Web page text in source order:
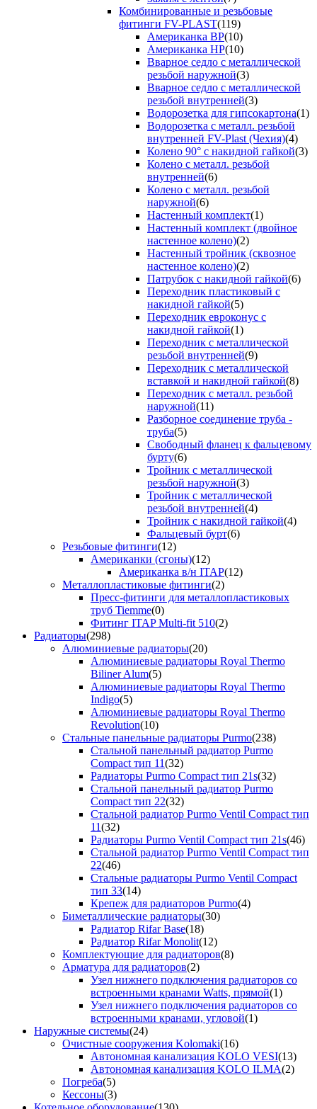
Комбинированные и резьбовые
фитинги FV-PLAST(119)
Американка ВР(10)
Американка НР(10)
Вварное седло с металлической
резьбой наружной(3)
Вварное седло с металлической
резьбой внутренней(3)
Водорозетка для гипсокартона(1)
Водорозетка с металл. резьбой
внутренней FV-Plast (Чехия)(4)
Колено 90° с накидной гайкой(3)
Колено с металл. резьбой
внутренней(6)
Колено с металл. резьбой
наружной(6)
Настенный комплект(1)
Настенный комплект (двойное
настенное колено)(2)
Настенный тройник (сквозное
настенное колено)(2)
Патрубок с накидной гайкой(6)
Переходник пластиковый с
накидной гайкой(5)
Переходник евроконус с
накидной гайкой(1)
Переходник с металлической
резьбой внутренней(9)
Переходник с металлической
вставкой и накидной гайкой(8)
Переходник с металл. резьбой
наружной(11)
Разборное соединение труба -
труба(5)
Свободный фланец к фальцевому
бурту(6)
Тройник с металлической
резьбой наружной(3)
Тройник с металлической
резьбой внутренней(4)
Тройник с накидной гайкой(4)
Фальцевый бурт(6)
Резьбовые фитинги(12)
Американки (сгоны)(12)
Американка в/н ITAP(12)
Металлопластиковые фитинги(2)
Пресс-фитинги для металлопластиковых
труб Tiemme(0)
Фитинг ITAP Multi-fit 510(2)
Радиаторы(298)
Алюминиевые радиаторы(20)
Алюминиевые радиаторы Royal Thermo
Biliner Alum(5)
Алюминиевые радиаторы Royal Thermo
Indigo(5)
Алюминиевые радиаторы Royal Thermo
Revolution(10)
Стальные панельные радиаторы Purmo(238)
Стальной панельный радиатор Purmo
Compact тип 11(32)
Радиаторы Purmo Compact тип 21s(32)
Стальной панельный радиатор Purmo
Compact тип 22(32)
Стальной радиатор Purmo Ventil Compact тип
11(32)
Радиаторы Purmo Ventil Compact тип 21s(46)
Стальной радиатор Purmo Ventil Compact тип
22(46)
Стальные радиаторы Purmo Ventil Compact
тип 33(14)
Крепеж для радиаторов Purmo(4)
Биметаллические радиаторы(30)
Радиатор Rifar Base(18)
Радиатор Rifar Monolit(12)
Комплектующие для радиаторов(8)
Арматура для радиаторов(2)
Узел нижнего подключения радиаторов со
встроенными кранами Watts, прямой(1)
Узел нижнего подключения радиаторов со
встроенными кранами, угловой(1)
Наружные системы(24)
Очистные сооружения Kolomaki(16)
Автономная канализация KOLO VESI(13)
Автономная канализация KOLO ILMA(2)
Погреба(5)
Кессоны(3)